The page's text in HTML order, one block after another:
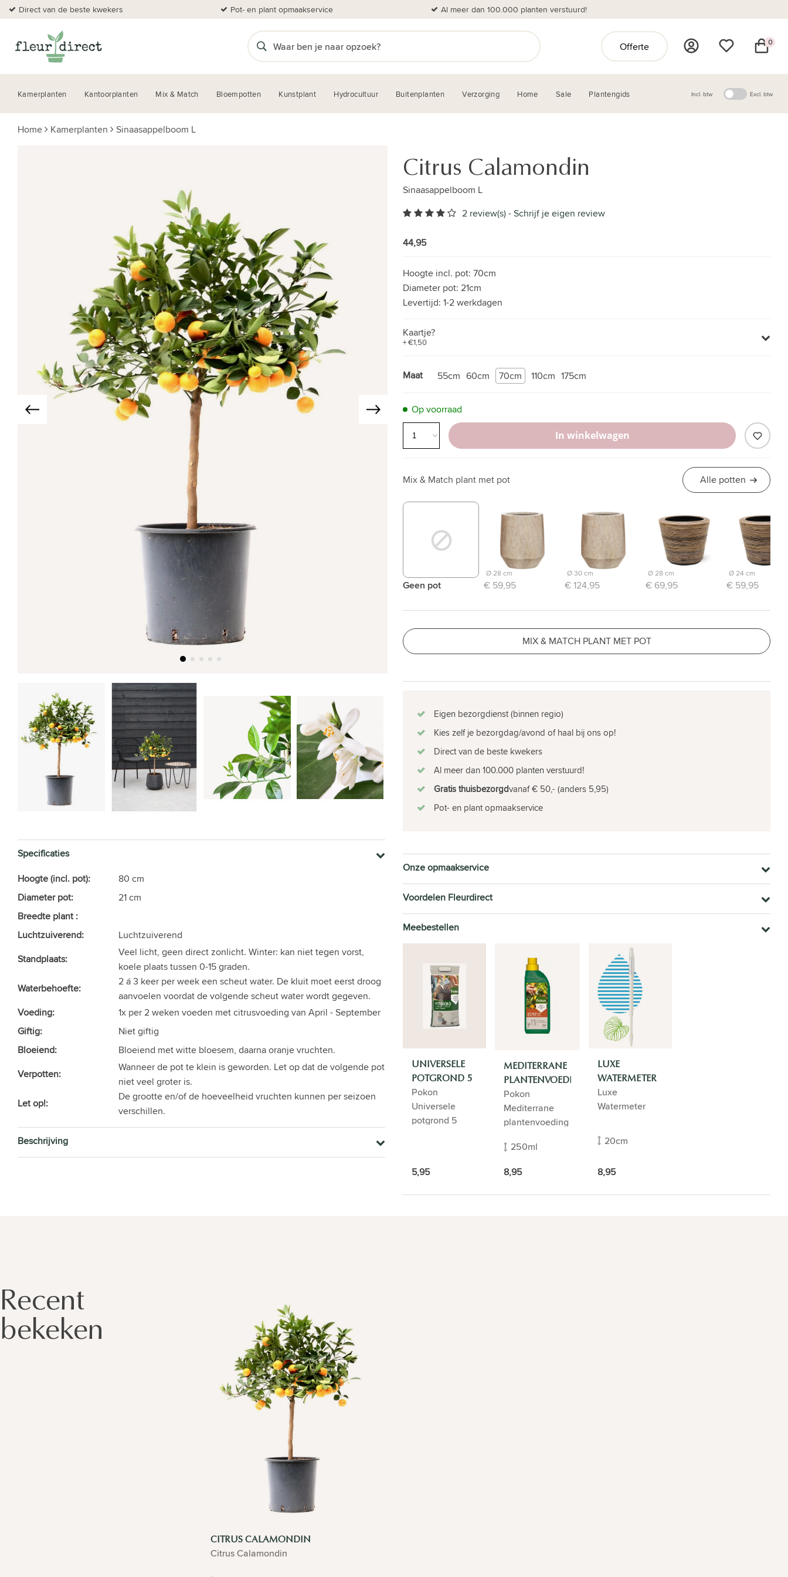
Direct van de beste kwekers Pot- en plant opmaakservice Al meer dan 100.000 planten verstuurd!
Offerte 0
Kamerplanten Kantoorplanten Mix & Match Bloempotten Kunstplant Hydrocultuur Buitenplanten Verzorging Home Sale Plantengids Incl. btw Excl. btw
Home Kamerplanten Sinaasappelboom L
Specificaties
Hoogte (incl. pot):
80 cm
Diameter pot:
21 cm
Breedte plant :
Luchtzuiverend:
Luchtzuiverend
Standplaats:
Veel licht, geen direct zonlicht. Winter: kan niet tegen vorst,
koele plaats tussen 0-15 graden.
Waterbehoefte:
2 á 3 keer per week een scheut water. De kluit moet eerst droog
aanvoelen voordat de volgende scheut water wordt gegeven.
Voeding:
1x per 2 weken voeden met citrusvoeding van April - September
Giftig:
Niet giftig
Bloeiend:
Bloeiend met witte bloesem, daarna oranje vruchten.
Verpotten:
Wanneer de pot te klein is geworden. Let op dat de volgende pot
niet veel groter is.
Let op!:
De grootte en/of de hoeveelheid vruchten kunnen per seizoen
verschillen.
Beschrijving
Citrus Calamondin
Sinaasappelboom L
2 review(s)-Schrijf je eigen review
44,95
Hoogte incl. pot: 70cm
Diameter pot: 21cm
Levertijd: 1-2 werkdagen
Kaartje?
+ €1,50
Maat 175cm
55cm 60cm 110cm
70cm
Op voorraad
In winkelwagen
Mix & Match plant met pot Alle potten
Geen pot € 59,95
Ø 28 cm
€ 124,95
Ø 30 cm
€ 69,95
Ø 28 cm
€ 59,95
Ø 24 cm
MIX & MATCH PLANT MET POT
Eigen bezorgdienst (binnen regio)
Kies zelf je bezorgdag/avond of haal bij ons op!
Direct van de beste kwekers
Al meer dan 100.000 planten verstuurd!
Gratis thuisbezorgdvanaf € 50,- (anders 5,95)
Pot- en plant opmaakservice
Onze opmaakservice
Voordelen Fleurdirect
Meebestellen
UNIVERSELE
POTGROND 5
LITER
Pokon
Universele
potgrond 5
5,95
MEDITERRANE
PLANTENVOEDING
Pokon
Mediterrane
plantenvoeding
250ml
8,95
LUXE
WATERMETER
Luxe
Watermeter
20cm
8,95
Recent
bekeken
CITRUS CALAMONDIN
Citrus Calamondin